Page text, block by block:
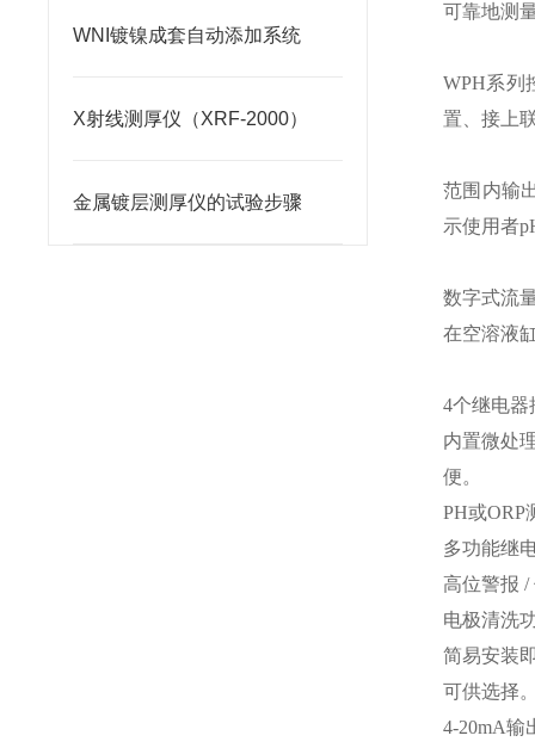
WNI镀镍成套自动添加系统
X射线测厚仪（XRF-2000）
金属镀层测厚仪的试验步骤
可靠地测
WPH系列
置、接上
范围内输
示使用者
数字式流
在空溶液
4个继电器
内置微处
便。
PH或ORP
多功能继
高位警报 /
电极清洗
简易安装
可供选择
4-20mA输